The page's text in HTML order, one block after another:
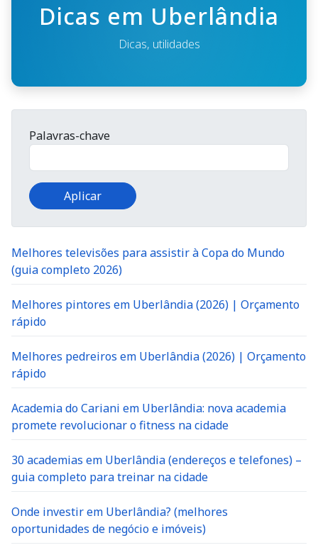
Dicas em Uberlândia
Dicas, utilidades
Palavras-chave
Melhores televisões para assistir à Copa do Mundo
(guia completo 2026)
Melhores pintores em Uberlândia (2026) | Orçamento
rápido
Melhores pedreiros em Uberlândia (2026) | Orçamento
rápido
Academia do Cariani em Uberlândia: nova academia
promete revolucionar o fitness na cidade
30 academias em Uberlândia (endereços e telefones) –
guia completo para treinar na cidade
Onde investir em Uberlândia? (melhores
oportunidades de negócio e imóveis)